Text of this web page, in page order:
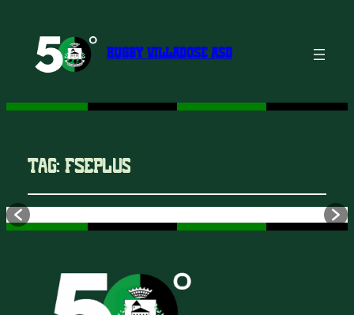
RUGBY VILLADOSE ASD
Tag:FSEPlus